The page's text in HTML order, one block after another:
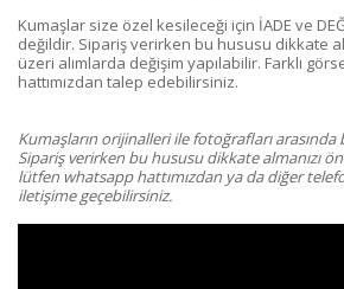
Kumaşlar size özel kesileceği için İADE ve
değildir. Sipariş verirken bu hususu dikkate
üzeri alımlarda değişim yapılabilir. Farklı
hattımızdan talep edebilirsiniz.
Kumaşların orijinalleri ile fotoğrafları
Sipariş verirken bu hususu dikkate almanızı
lütfen whatsapp hattımızdan ya da diğer
iletişime geçebilirsiniz.